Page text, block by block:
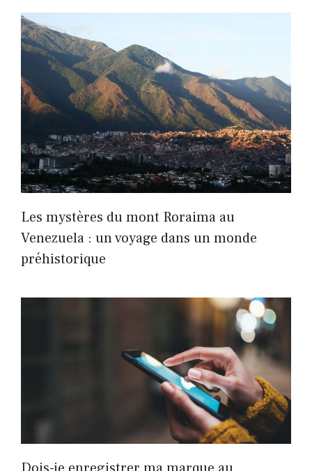
Les mystères du mont Roraima au
Venezuela : un voyage dans un monde
préhistorique